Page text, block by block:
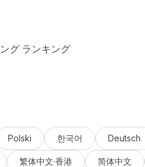
グ ランキング
Polski 한국어 Deutsch
繁体中文·香港 简体中文